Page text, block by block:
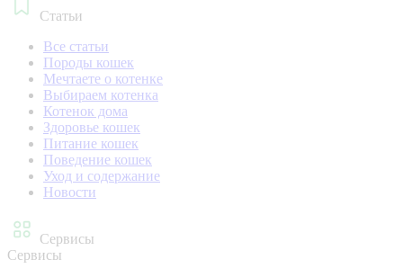
Статьи
Все статьи
Породы кошек
Мечтаете о котенке
Выбираем котенка
Котенок дома
Здоровье кошек
Питание кошек
Поведение кошек
Уход и содержание
Новости
Сервисы
Сервисы